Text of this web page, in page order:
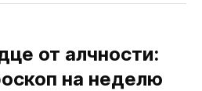
от алчности:
на неделю